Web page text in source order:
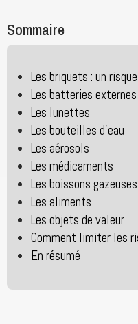
Sommaire
Les briquets : un
Les batteries
Les lunettes
Les bouteilles d'eau
Les aérosols
Les médicaments
Les boissons gazeuses
Les aliments
Les objets de valeur
Comment limiter les
En résumé